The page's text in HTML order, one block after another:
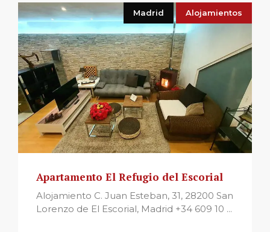
Madrid Alojamientos
Apartamento El Refugio del Escorial
Alojamiento C. Juan Esteban, 31, 28200 San
Lorenzo de El Escorial, Madrid +34 609 10 ...